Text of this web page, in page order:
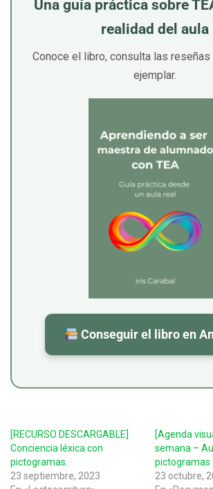
Una guía práctica sobre
realidad del aula
Conoce el libro, consulta las
ejemplar.
Conseguir el libro en
[RECURSO DESCARGABLE]
Conciencia léxica con
pictogramas.
23 septiembre, 2023
[Agenda
semana –
pictogramas
23 octubre,